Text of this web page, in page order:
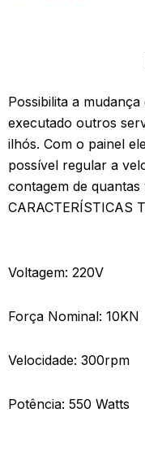
Possibilita a
executado outros
ilhós. Com o painel
possível regular a
contagem de quantas
CARACTERÍSTICAS
Voltagem: 220V
Força Nominal: 10KN
Velocidade: 300rpm
Potência: 550 Watts